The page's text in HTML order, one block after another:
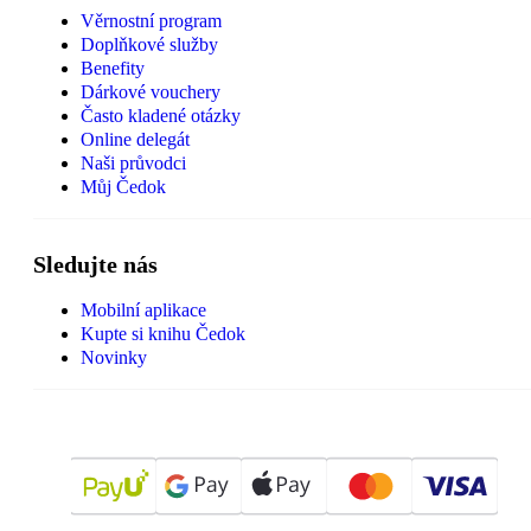
Věrnostní program
Doplňkové služby
Benefity
Dárkové vouchery
Často kladené otázky
Online delegát
Naši průvodci
Můj Čedok
Sledujte nás
Mobilní aplikace
Kupte si knihu Čedok
Novinky